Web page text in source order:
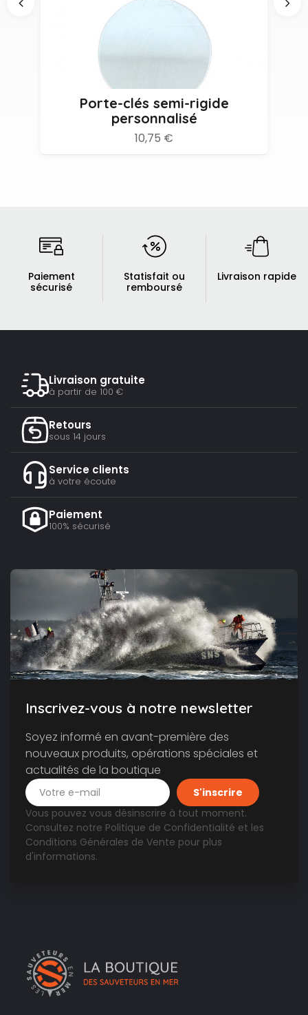
Porte-clés semi-rigide
personnalisé
10,75 €
Paiement
sécurisé
Statisfait ou
remboursé
Livraison rapide
Livraison gratuite
à partir de 100 €
Retours
sous 14 jours
Service clients
à votre écoute
Paiement
100% sécurisé
Inscrivez-vous à notre newsletter
Soyez informé en avant-première des
nouveaux produits, opérations spéciales et
actualités de la boutique
Vous pouvez vous désinscrire à tout moment.
Consultez notre Politique de Confidentialité et les
Conditions Générales de Vente pour plus
d'informations.